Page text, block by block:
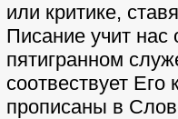
или критике,
Писание учит нас
пятигранном
соотвествует
прописаны в